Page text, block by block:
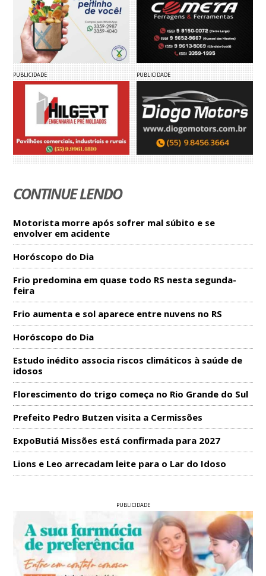
PUBLICIDADE PUBLICIDADE
CONTINUE LENDO
Motorista morre após sofrer mal súbito e se
envolver em acidente
Horóscopo do Dia
Frio predomina em quase todo RS nesta segunda-
feira
Frio aumenta e sol aparece entre nuvens no RS
Horóscopo do Dia
Estudo inédito associa riscos climáticos à saúde de
idosos
Florescimento do trigo começa no Rio Grande do Sul
Prefeito Pedro Butzen visita a Cermissões
ExpoButiá Missões está confirmada para 2027
Lions e Leo arrecadam leite para o Lar do Idoso
PUBLICIDADE